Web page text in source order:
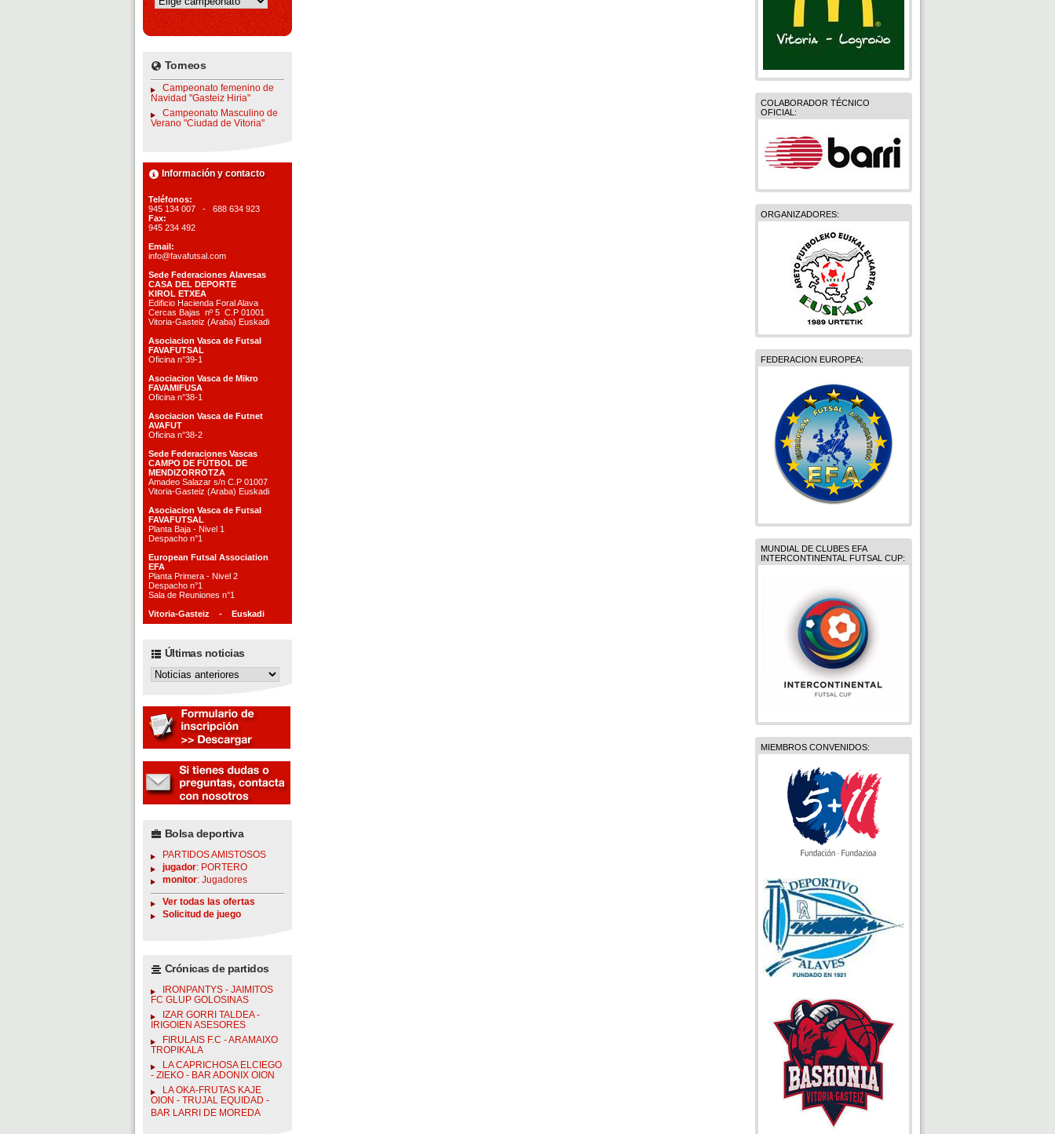
Torneos
Campeonato femenino de
Navidad "Gasteiz Hiria"
Campeonato Masculino de
Verano "Ciudad de Vitoria"
Información y contacto
Teléfonos:
945 134 007 - 688 634 923
Fax:
945 234 492
Email:
info@favafutsal.com
Sede Federaciones Alavesas
CASA DEL DEPORTE
KIROL ETXEA
Edificio Hacienda Foral Alava
Cercas Bajas nº 5 C.P 01001
Vitoria-Gasteiz (Araba) Euskadi
Asociacion Vasca de Futsal
FAVAFUTSAL
Oficina n°39-1
Asociacion Vasca de Mikro
FAVAMIFUSA
Oficina n°38-1
Asociacion Vasca de Futnet
AVAFUT
Oficina n°38-2
Sede Federaciones Vascas
CAMPO DE FÚTBOL DE
MENDIZORROTZA
Amadeo Salazar s/n C.P 01007
Vitoria-Gasteiz (Araba) Euskadi
Asociacion Vasca de Futsal
FAVAFUTSAL
Planta Baja - Nivel 1
Despacho n°1
European Futsal Association
EFA
Planta Primera - Nivel 2
Despacho n°1
Sala de Reuniones n°1
Vitoria-Gasteiz - Euskadi
Últimas noticias
Bolsa deportiva
PARTIDOS AMISTOSOS
jugador: PORTERO
monitor: Jugadores
Ver todas las ofertas
Solicitud de juego
Crónicas de partidos
IRONPANTYS - JAIMITOS
FC GLUP GOLOSINAS
IZAR GORRI TALDEA -
IRIGOIEN ASESORES
FIRULAIS F.C - ARAMAIXO
TROPIKALA
LA CAPRICHOSA ELCIEGO
- ZIEKO - BAR ADONIX OION
LA OKA-FRUTAS KAJE
OION - TRUJAL EQUIDAD -
BAR LARRI DE MOREDA
COLABORADOR TÉCNICO
OFICIAL:
ORGANIZADORES:
FEDERACION EUROPEA:
MUNDIAL DE CLUBES EFA
INTERCONTINENTAL FUTSAL CUP:
MIEMBROS CONVENIDOS: